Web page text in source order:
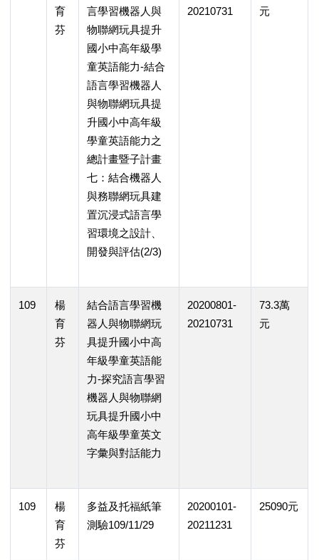
育
芬
言學習機器人與
物聯網玩具提升
國小中高年級學
童英語能力-結合
語言學習機器人
與物聯網玩具提
升國小中高年級
學童英語能力之
總計畫暨子計畫
七：結合機器人
與務聯網玩具建
置沉浸式語言學
習環境之設計、
開發與評估(2/3)
20210731
元
109
楊
育
芬
結合語言學習機
器人與物聯網玩
具提升國小中高
年級學童英語能
力-探究語言學習
機器人與物聯網
玩具提升國小中
高年級學童英文
字彙與對話能力
20200801-
20210731
73.3萬
元
109
楊
育
芬
多益及托福紙筆
測驗109/11/29
20200101-
20211231
25090元